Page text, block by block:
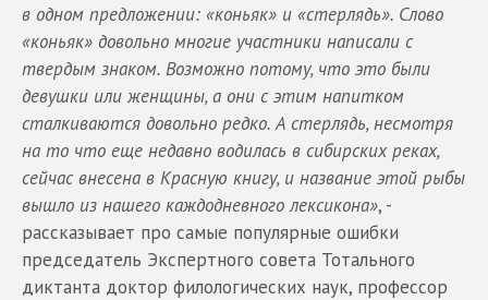
в одном предложении: «коньяк» и «стерлядь». Слово
«коньяк» довольно многие участники написали с
твердым знаком. Возможно потому, что это были
девушки или женщины, а они с этим напитком
сталкиваются довольно редко. А стерлядь, несмотря
на то что еще недавно водилась в сибирских реках,
сейчас внесена в Красную книгу, и название этой рыбы
вышло из нашего каждодневного лексикона», -
рассказывает про самые популярные ошибки
председатель Экспертного совета Тотального
диктанта доктор филологических наук, профессор